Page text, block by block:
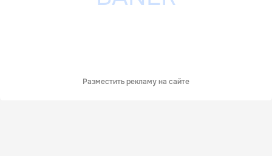
Разместить рекламу на сайте